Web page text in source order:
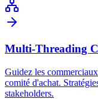
Multi-Threading
Guidez les
comité d'achat.
stakeholders.